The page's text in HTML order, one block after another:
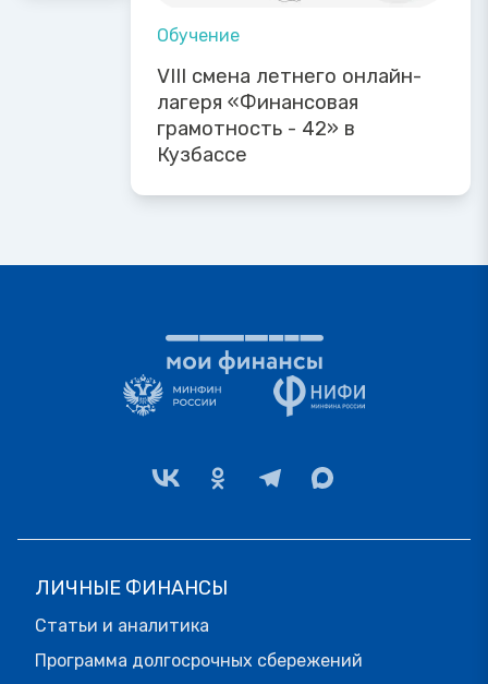
Обучение
VIII смена летнего онлайн-
лагеря «Финансовая
грамотность - 42» в
Кузбассе
ЛИЧНЫЕ ФИНАНСЫ
Статьи и аналитика
Программа долгосрочных сбережений